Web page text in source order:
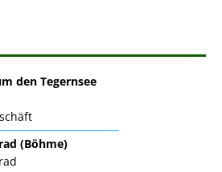
den Tegernsee
(Böhme)